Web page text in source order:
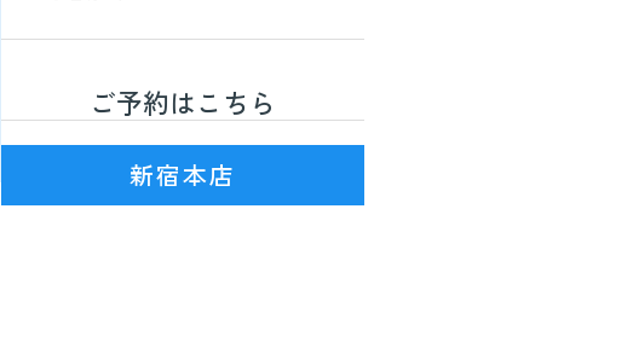
ご予約はこちら
新宿本店
新宿駅(JR線)3番出口を出て徒歩7分